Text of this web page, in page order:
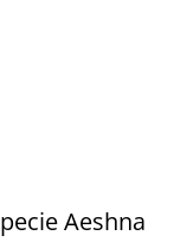
Aeshna